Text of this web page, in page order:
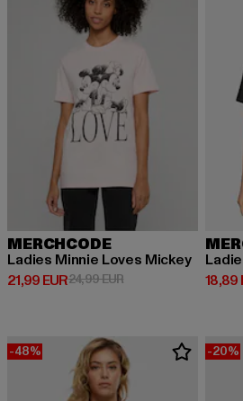
MERCHCODE
Ladies Minnie Loves Mickey
21,99 EUR
Derzeitiger Preis: 21,99 EUR
24,99 EURAktionspreis: 24,99
18,89
-48% -20%